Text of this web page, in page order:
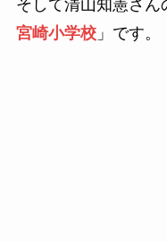
そして清山知憲さん
宮崎小学校」です。